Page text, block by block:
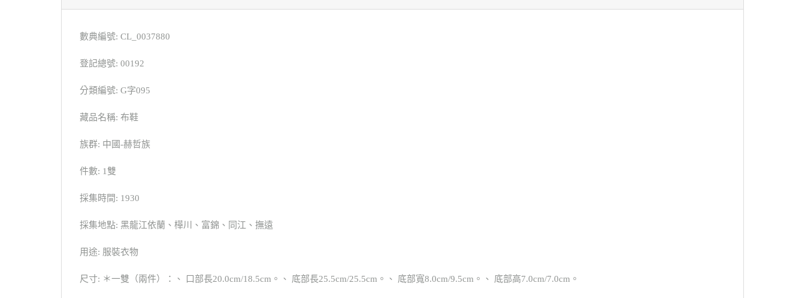
數典編號: CL_0037880
登記總號: 00192
分類編號: G字095
藏品名稱: 布鞋
族群: 中國-赫哲族
件數: 1雙
採集時間: 1930
採集地點: 黑龍江依蘭、樺川、富錦、同江、撫遠
用途: 服裝衣物
尺寸: ＊一雙（兩件）：、 口部長20.0cm/18.5cm。、 底部長25.5cm/25.5cm。、 底部寬8.0cm/9.5cm。、 底部高7.0cm/7.0cm。